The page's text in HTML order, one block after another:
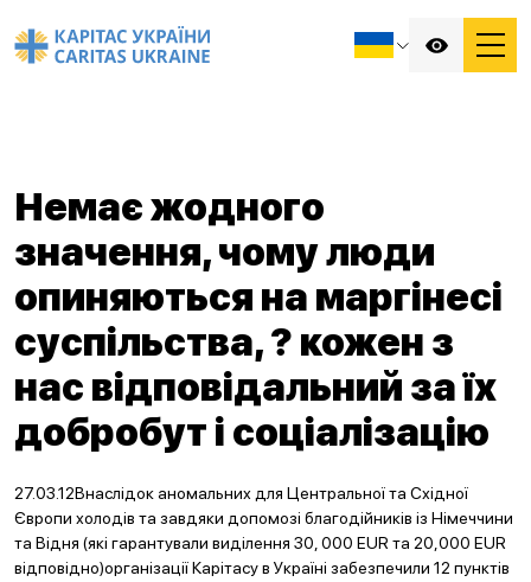
Немає жодного
значення, чому люди
опиняються на маргінесі
суспільства, ? кожен з
нас відповідальний за їх
добробут і соціалізацію
27.03.12Внаслідок аномальних для Центральної та Східної
Європи холодів та завдяки допомозі благодійників із Німеччини
та Відня (які гарантували виділення 30, 000 EUR та 20,000 EUR
відповідно)організації Карітасу в Україні забезпечили 12 пунктів